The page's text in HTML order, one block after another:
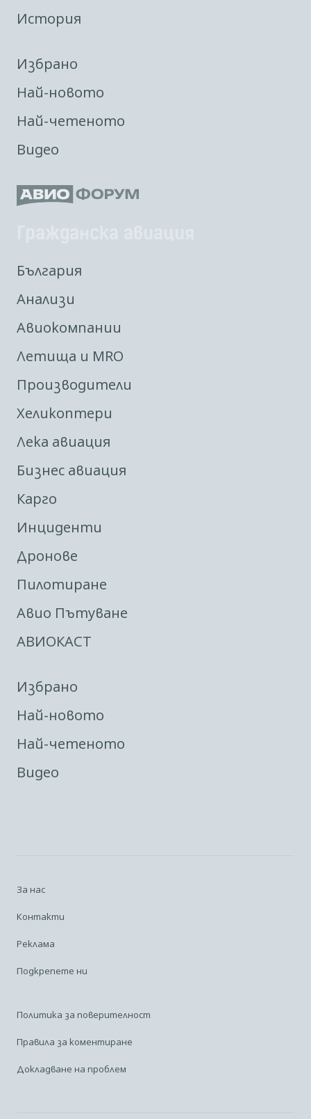
История
Избрано
Най-новото
Най-четеното
Видео
България
Анализи
Авиокомпании
Летища и MRO
Производители
Хеликоптери
Лека авиация
Бизнес авиация
Карго
Инциденти
Дронове
Пилотиране
Авио Пътуване
АВИОКАСТ
Избрано
Най-новото
Най-четеното
Видео
За нас
Контакти
Реклама
Подкрепете ни
Политика за поверителност
Правила за коментиране
Докладване на проблем